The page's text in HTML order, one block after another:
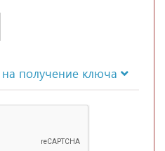
получение ключа